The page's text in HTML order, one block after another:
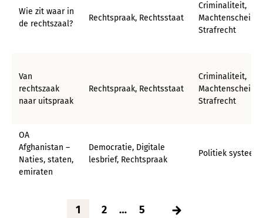
Wie zit waar in
de rechtszaal?
Rechtspraak, Rechtsstaat
Criminaliteit,
Strafrecht
Van
rechtszaak
naar uitspraak
Rechtspraak, Rechtsstaat
Criminaliteit,
Strafrecht
OA
Afghanistan –
Naties, staten,
emiraten
Democratie, Digitale
lesbrief, Rechtspraak
Politiek systeem
1 2 … 5